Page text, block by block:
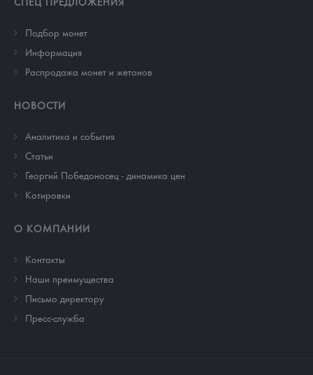
Подбор монет
Информация
Распродажа монет и жетонов
НОВОСТИ
Аналитика и события
Cтатьи
Георгий Победоносец - динамика цен
Котировки
О КОМПАНИИ
Контакты
Наши преимущества
Письмо директору
Пресс-служба